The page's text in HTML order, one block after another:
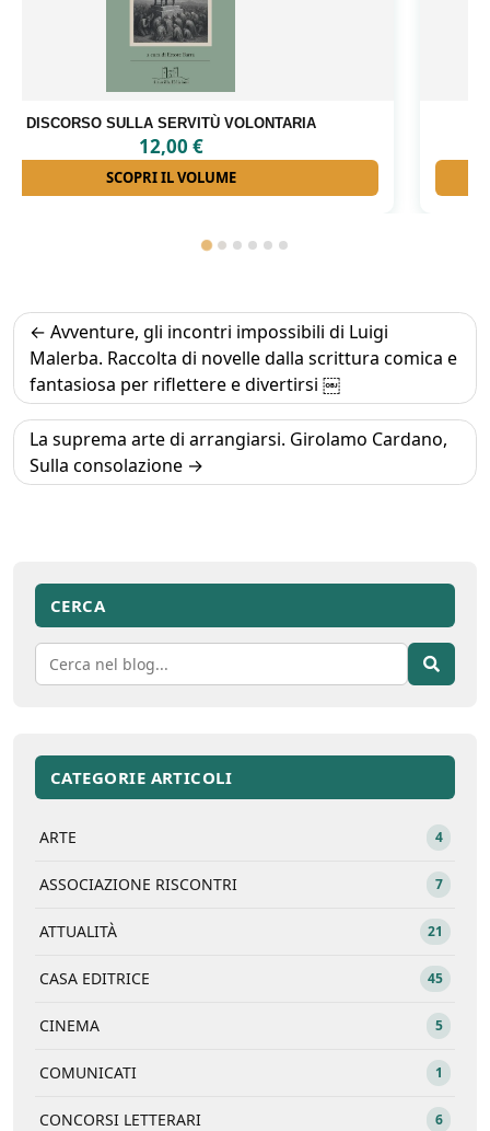
GLI INTERNATI LIBERI DI FORINO
SCOPRI IL VOLUME
Navigazione
articoli
Avventure, gli incontri impossibili di Luigi
Malerba. Raccolta di novelle dalla scrittura comica e
fantasiosa per riflettere e divertirsi ￼
La suprema arte di arrangiarsi. Girolamo Cardano,
Sulla consolazione
CERCA
CATEGORIE ARTICOLI
ARTE 4
ASSOCIAZIONE RISCONTRI 7
ATTUALITÀ 21
CASA EDITRICE 45
CINEMA 5
COMUNICATI 1
CONCORSI LETTERARI 6